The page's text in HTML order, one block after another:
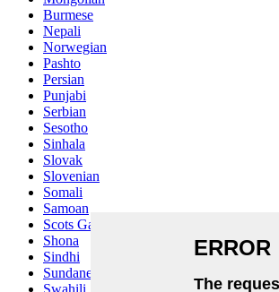
Burmese
Nepali
Norwegian
Pashto
Persian
Punjabi
Serbian
Sesotho
Sinhala
Slovak
Slovenian
Somali
Samoan
Scots Gaelic
Shona
Sindhi
Sundanese